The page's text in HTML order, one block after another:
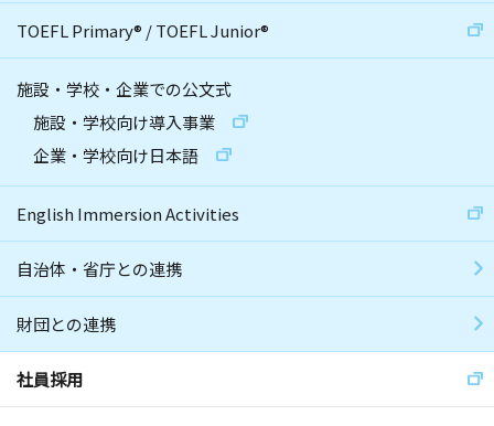
TOEFL Primary® /TOEFL Junior®
施設・学校・企業での公文式
施設・学校向け導入事業
企業・学校向け日本語
English Immersion Activities
自治体・省庁との連携
財団との連携
社員採用